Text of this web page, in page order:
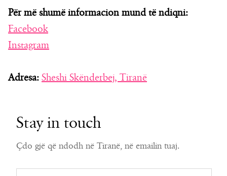
Për më shumë informacion mund të ndiqni:
Facebook
Instagram
Adresa: Sheshi Skënderbej, Tiranë
Stay in touch
Çdo gjë që ndodh në Tiranë, në emailin tuaj.